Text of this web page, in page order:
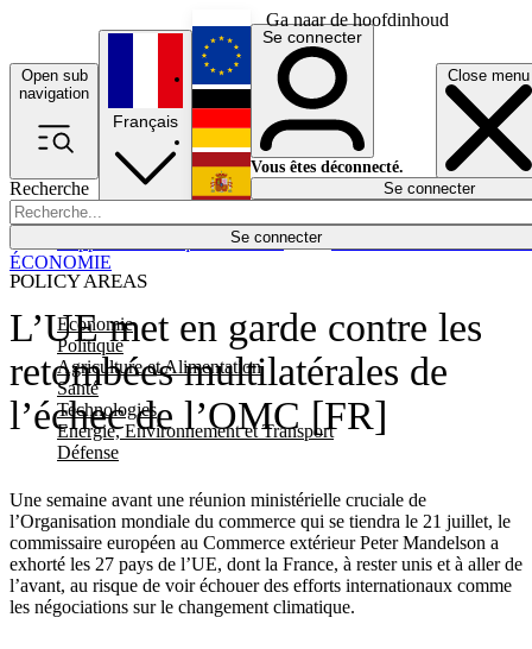
Ga naar de hoofdinhoud
Open sub
navigation
Close menu
Recherche
Se connecter
POLICY AREAS
Economie
Politique
Agriculture et Alimentation
Santé
Technologies
Energie, Environnement et Transport
Défense
Économie
Français
English
Deutsch
Español
Se connecter
Vous êtes déconnecté.
Se connecter
L’UE met en garde contre les
retombées multilatérales de
l’échec de l’OMC [FR]
Une semaine avant une réunion ministérielle cruciale de
l’Organisation mondiale du commerce qui se tiendra le 21 juillet, le
commissaire européen au Commerce extérieur Peter Mandelson a
exhorté les 27 pays de l’UE, dont la France, à rester unis et à aller de
l’avant, au risque de voir échouer des efforts internationaux comme
les négociations sur le changement climatique.
ÉCONOMIE